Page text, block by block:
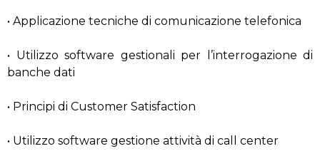
• Applicazione tecniche di comunicazione telefonica
• Utilizzo software gestionali per l’interrogazione di
banche dati
• Principi di Customer Satisfaction
• Utilizzo software gestione attività di call center